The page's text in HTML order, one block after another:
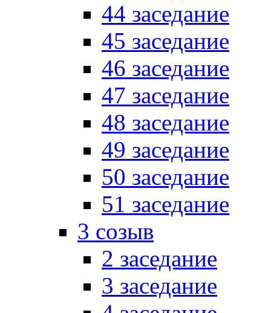
44 заседание
45 заседание
46 заседание
47 заседание
48 заседание
49 заседание
50 заседание
51 заседание
3 созыв
2 заседание
3 заседание